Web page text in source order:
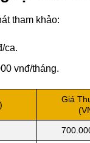
tham khảo:
ca.
vnđ/tháng.
Giá